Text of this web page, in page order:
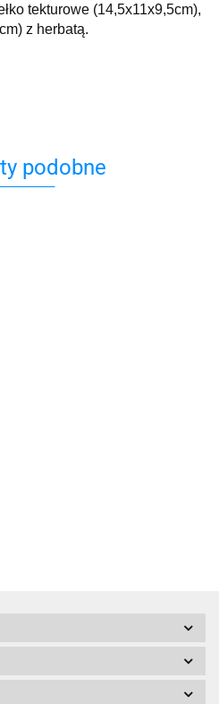
tekturowe (14,5x11x9,5cm),
z herbatą.
podobne